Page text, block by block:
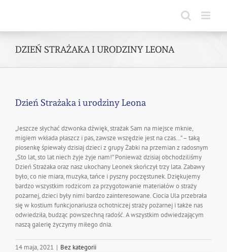
DZIEŃ STRAŻAKA I URODZINY LEONA
Dzień Strażaka i urodziny Leona
„Jeszcze słychać dzwonka dźwięk, strażak Sam na miejsce mknie,
migiem wkłada płaszcz i pas, zawsze wszędzie jest na czas…” – taką
piosenkę śpiewały dzisiaj dzieci z grupy Żabki na przemian z radosnym
„Sto lat, sto lat niech żyje żyje nam!” Ponieważ dzisiaj obchodziliśmy
Dzień Strażaka oraz nasz ukochany Leonek skończył trzy lata. Zabawy
było, co nie miara, muzyka, tańce i pyszny poczęstunek. Dziękujemy
bardzo wszystkim rodzicom za przygotowanie materiałów o straży
pożarnej, dzieci były nimi bardzo zainteresowane. Ciocia Ula przebrała
się w kostium funkcjonariusza ochotniczej straży pożarnej i także nas
odwiedziła, budząc powszechną radość. A wszystkim odwiedzającym
naszą galerię życzymy miłego dnia.
14 maja, 2021 | Bez kategorii